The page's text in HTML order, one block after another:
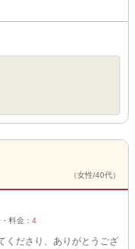
（女性/40代）
料金： 4
くださり、ありがとうござ